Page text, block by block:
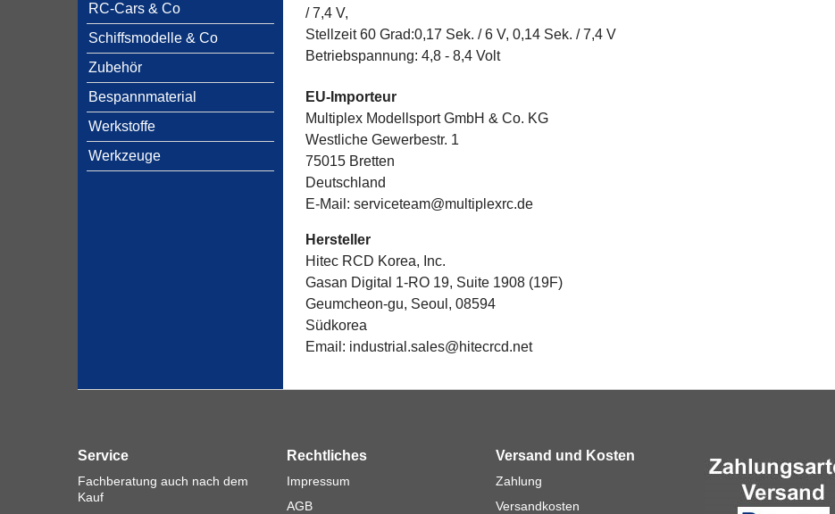
RC-Cars & Co
Schiffsmodelle & Co
Zubehör
Bespannmaterial
Werkstoffe
Werkzeuge
/ 7,4 V,
Stellzeit 60 Grad:0,17 Sek. / 6 V, 0,14 Sek. / 7,4 V
Betriebspannung: 4,8 - 8,4 Volt
EU-Importeur
Multiplex Modellsport GmbH & Co. KG
Westliche Gewerbestr. 1
75015 Bretten
Deutschland
E-Mail: serviceteam@multiplexrc.de
Hersteller
Hitec RCD Korea, Inc.
Gasan Digital 1-RO 19, Suite 1908 (19F)
Geumcheon-gu, Seoul, 08594
Südkorea
Email: industrial.sales@hitecrcd.net
Service
Fachberatung auch nach dem
Kauf
Rechtliches
Impressum
AGB
Versand und Kosten
Zahlung
Versandkosten